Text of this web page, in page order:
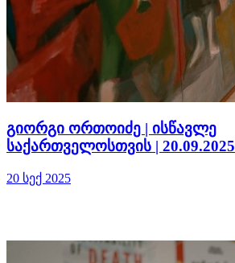
გიორგი ორთოიძე | ისწავლე
საქართველოსთვის | 20.09.2025
20 სექ 2025